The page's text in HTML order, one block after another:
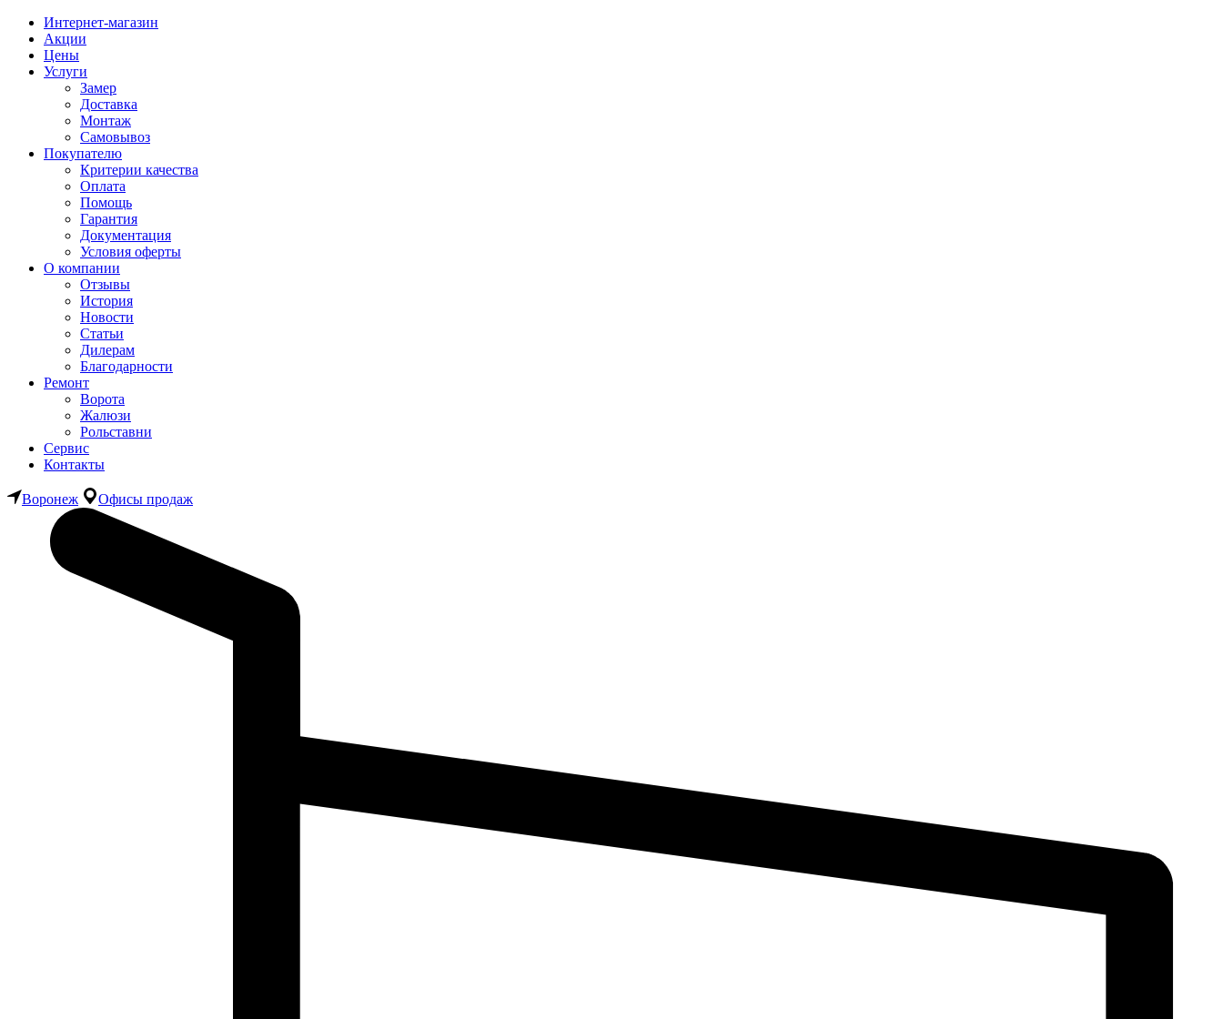
Интернет-магазин
Акции
Цены
Услуги
Замер
Доставка
Монтаж
Самовывоз
Покупателю
Критерии качества
Оплата
Помощь
Гарантия
Документация
Условия оферты
О компании
Отзывы
История
Новости
Статьи
Дилерам
Благодарности
Ремонт
Ворота
Жалюзи
Рольставни
Сервис
Контакты
Воронеж Офисы продаж